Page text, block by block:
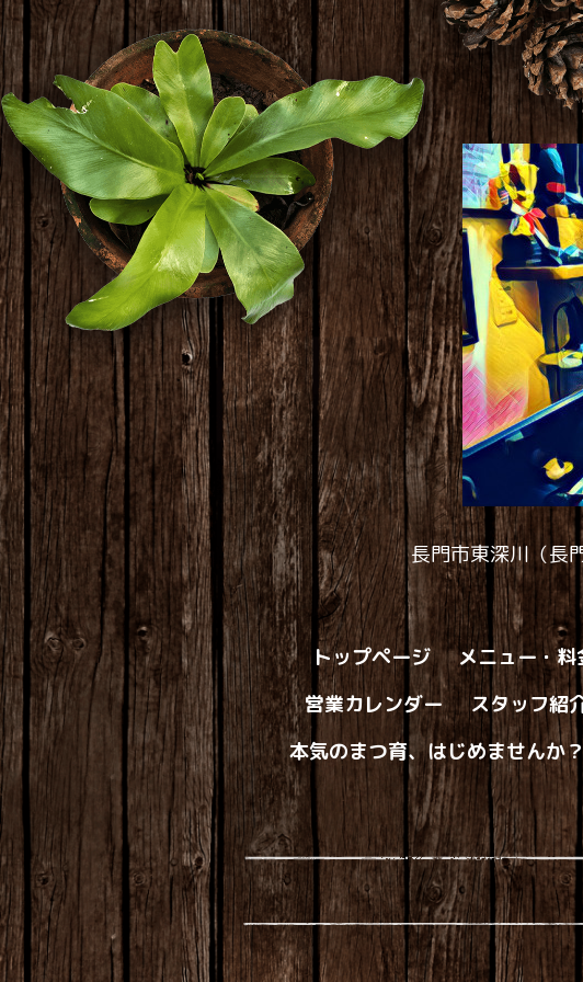
長門市東深川（長
トップページ メニュー・料
営業カレンダー
スタッフ紹
本気のまつ育、はじめませんか？